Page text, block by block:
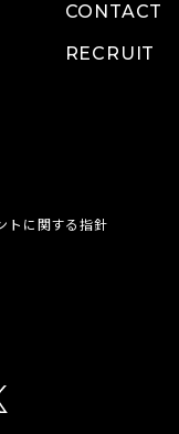
CONTACT
RECRUIT
トに関する指針